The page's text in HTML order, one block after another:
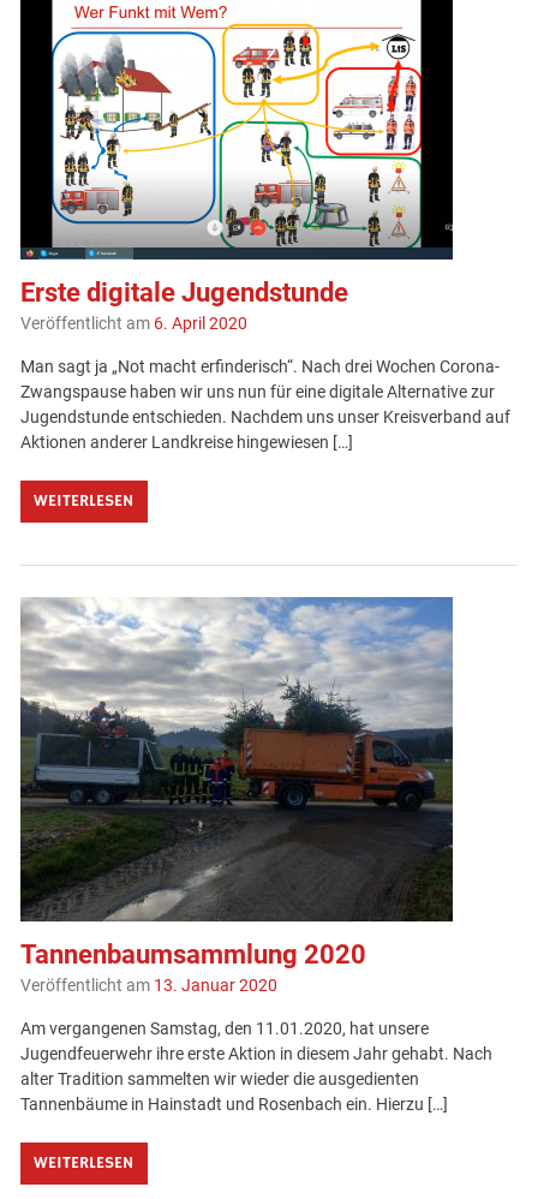
Erste digitale Jugendstunde
Veröffentlicht am 6. April 2020
Man sagt ja „Not macht erfinderisch“. Nach drei Wochen Corona-
Zwangspause haben wir uns nun für eine digitale Alternative zur
Jugendstunde entschieden. Nachdem uns unser Kreisverband auf
Aktionen anderer Landkreise hingewiesen […]
WEITERLESEN
Tannenbaumsammlung 2020
Veröffentlicht am 13. Januar 2020
Am vergangenen Samstag, den 11.01.2020, hat unsere
Jugendfeuerwehr ihre erste Aktion in diesem Jahr gehabt. Nach
alter Tradition sammelten wir wieder die ausgedienten
Tannenbäume in Hainstadt und Rosenbach ein. Hierzu […]
WEITERLESEN